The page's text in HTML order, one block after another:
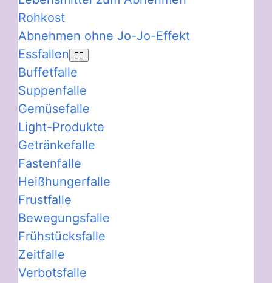
Rohkost
Abnehmen ohne Jo-Jo-Effekt
Essfallen
Buffetfalle
Suppenfalle
Gemüsefalle
Light-Produkte
Getränkefalle
Fastenfalle
Heißhungerfalle
Frustfalle
Bewegungsfalle
Frühstücksfalle
Zeitfalle
Verbotsfalle